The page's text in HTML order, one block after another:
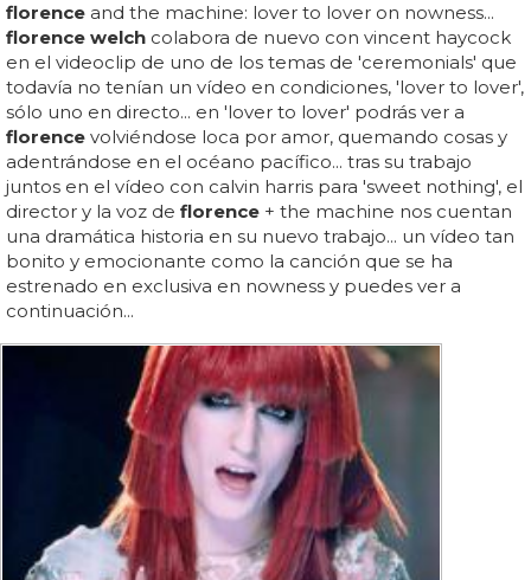
florence and the machine: lover to lover on nowness...
florence welch colabora de nuevo con vincent haycock
en el videoclip de uno de los temas de 'ceremonials' que
todavía no tenían un vídeo en condiciones, 'lover to lover',
sólo uno en directo... en 'lover to lover' podrás ver a
florence volviéndose loca por amor, quemando cosas y
adentrándose en el océano pacífico... tras su trabajo
juntos en el vídeo con calvin harris para 'sweet nothing', el
director y la voz de florence + the machine nos cuentan
una dramática historia en su nuevo trabajo... un vídeo tan
bonito y emocionante como la canción que se ha
estrenado en exclusiva en nowness y puedes ver a
continuación...